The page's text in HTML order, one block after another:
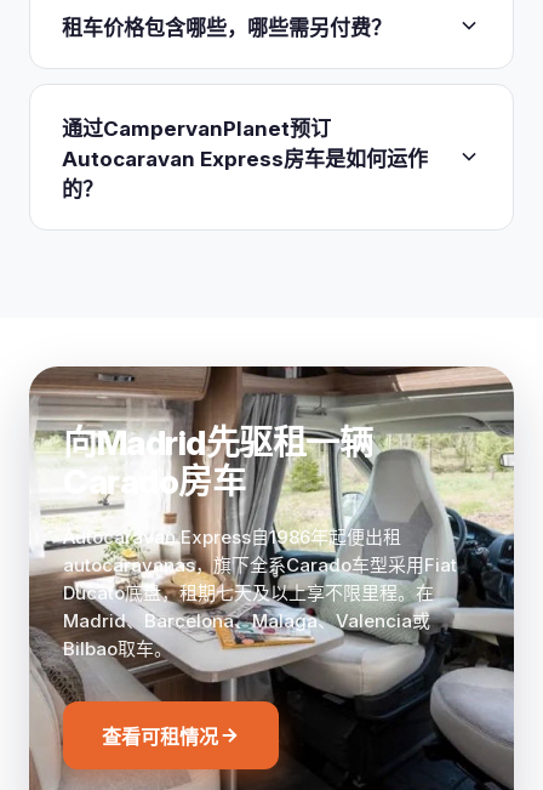
务，因此若要覆盖这700欧元的风险敞口，可考虑独
立的免赔额报销保险。
广泛的欧盟国家加上Switzerland）属常规操作，24
小时道路救援覆盖欧洲与Morocco。仅
若在Madrid、Barcelona或Malaga以外的地点还
车，西班牙本土最短租期为12天，欧洲其他地区为15
天，除非您赶上不定期推出的7天免费调车优惠。
租车价格包含哪些，哪些需另付费？
标准租车包含全险、24小时救援，且租期七天及以
上还包含不限里程加免费机场接送。厨房套装（42
欧元）和床上及浴室布草（每人24欧元）在 较短租
期需另付费，但租期18天及以上则免费
通过CampervanPlanet预订
Autocaravan Express房车是如何运作
的？
Bilbao）和车辆，在线确认即可。价格以欧元报价，
分三个季节，尾款和700欧元押金通常在出发前约15
天支付。同样的车队、同样的700欧元免赔额，外加
在一处比较真实供应情况和价格的便利。
向Madrid先驱租一辆
Carado房车
Autocaravan Express自1986年起便出租
autocaravanas，旗下全系Carado车型采用Fiat
Ducato底盘，租期七天及以上享不限里程。在
Madrid、Barcelona、Malaga、Valencia或
Bilbao取车。
查看可租情况